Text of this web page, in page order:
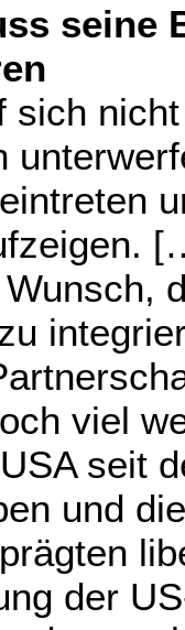
seine
sich
viel
seit
und
der